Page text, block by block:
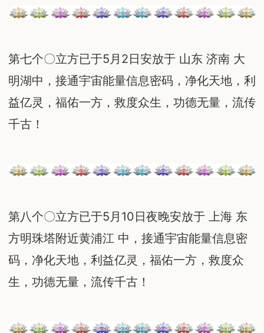
第七个〇立方已于5月2日安放于 山东 济南 大
明湖中，接通宇宙能量信息密码，净化天地，利
益亿灵，福佑一方，救度众生，功德无量，流传
千古！
第八个〇立方已于5月10日夜晚安放于 上海 东
方明珠塔附近黄浦江 中，接通宇宙能量信息密
码，净化天地，利益亿灵，福佑一方，救度众
生，功德无量，流传千古！